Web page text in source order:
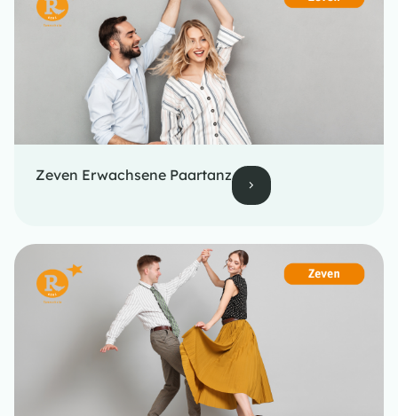
Zeven Erwachsene Paartanz